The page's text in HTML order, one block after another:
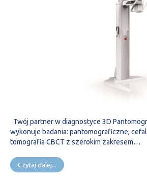
Twój partner w diagnostyce 3D
wykonuje badania: pantomograficzne,
tomografia CBCT z szerokim zakresem…
Czytaj dalej...